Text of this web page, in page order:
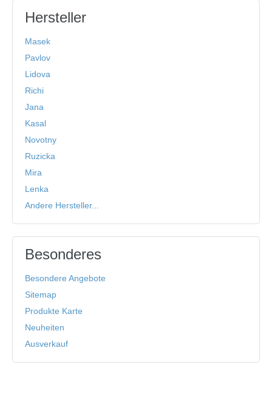
Hersteller
Masek
Pavlov
Lidova
Richi
Jana
Kasal
Novotny
Ruzicka
Mira
Lenka
Andere Hersteller...
Besonderes
Besondere Angebote
Sitemap
Produkte Karte
Neuheiten
Ausverkauf